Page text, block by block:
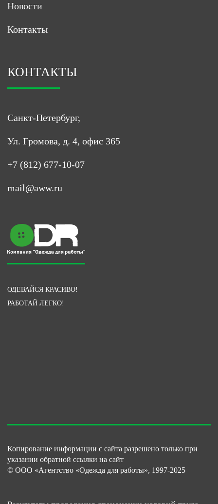
Новости
Контакты
КОНТАКТЫ
Санкт-Петербург,
Ул. Громова, д. 4, офис 365
+7 (812) 677-10-07
mail@aww.ru
ОДЕВАЙСЯ КРАСИВО!
РАБОТАЙ ЛЕГКО!
Копирование информации с сайта разрешено только при
указании обратной ссылки на сайт
© ООО «Агентство «Одежда для работы», 1997-2025